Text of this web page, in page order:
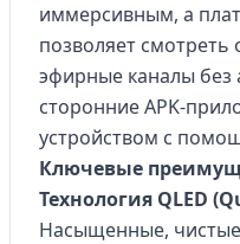
иммерсивным, а
позволяет смотреть
эфирные каналы без
сторонние APK-
устройством с
Ключевые
Технология QLED
Насыщенные, чистые